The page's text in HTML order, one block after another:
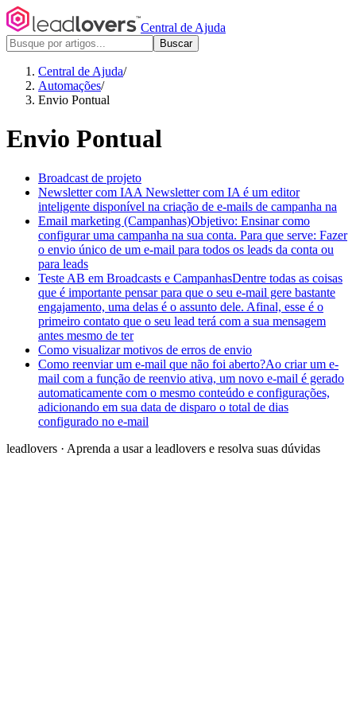
Central de Ajuda
Buscar
Central de Ajuda/
Automações/
Envio Pontual
Envio Pontual
Broadcast de projeto
Newsletter com IAA Newsletter com IA é um editor
inteligente disponível na criação de e-mails de campanha na
Email marketing (Campanhas)Objetivo: Ensinar como
configurar uma campanha na sua conta. Para que serve: Fazer
o envio único de um e-mail para todos os leads da conta ou
para leads
Teste AB em Broadcasts e CampanhasDentre todas as coisas
que é importante pensar para que o seu e-mail gere bastante
engajamento, uma delas é o assunto dele. Afinal, esse é o
primeiro contato que o seu lead terá com a sua mensagem
antes mesmo de ter
Como visualizar motivos de erros de envio
Como reenviar um e-mail que não foi aberto?Ao criar um e-
mail com a função de reenvio ativa, um novo e-mail é gerado
automaticamente com o mesmo conteúdo e configurações,
adicionando em sua data de disparo o total de dias
configurado no e-mail
leadlovers · Aprenda a usar a leadlovers e resolva suas dúvidas